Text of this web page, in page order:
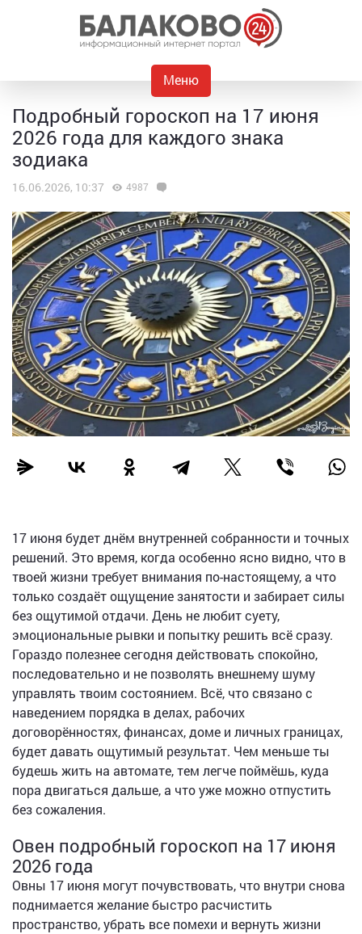
Меню
Подробный гороскоп на 17 июня
2026 года для каждого знака
зодиака
16.06.2026, 10:37 4987
17 июня будет днём внутренней собранности и точных
решений. Это время, когда особенно ясно видно, что в
твоей жизни требует внимания по-настоящему, а что
только создаёт ощущение занятости и забирает силы
без ощутимой отдачи. День не любит суету,
эмоциональные рывки и попытку решить всё сразу.
Гораздо полезнее сегодня действовать спокойно,
последовательно и не позволять внешнему шуму
управлять твоим состоянием. Всё, что связано с
наведением порядка в делах, рабочих
договорённостях, финансах, доме и личных границах,
будет давать ощутимый результат. Чем меньше ты
будешь жить на автомате, тем легче поймёшь, куда
пора двигаться дальше, а что уже можно отпустить
без сожаления.
Овен подробный гороскоп на 17 июня
2026 года
Овны 17 июня могут почувствовать, что внутри снова
поднимается желание быстро расчистить
пространство, убрать все помехи и вернуть жизни